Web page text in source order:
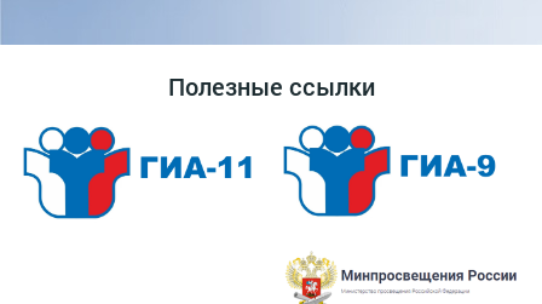
Полезные ссылки